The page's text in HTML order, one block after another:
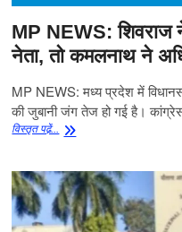
MP NEWS: शिवराज
नेता, तो कमलनाथ ने
MP NEWS: मध्य प्रदेश में
की जुबानी जंग तेज हो गई है।
विस्‍तृत पढे़ं...
MP
ने
कमलनाथ
को
बताया